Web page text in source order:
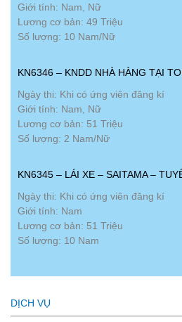
Giới tính: Nam, Nữ
Lương cơ bản: 49 Triệu
Số lượng: 10 Nam/Nữ
KN6346 – KNDD NHÀ HÀNG TẠI
Ngày thi: Khi có ứng viên đăng kí
Giới tính: Nam, Nữ
Lương cơ bản: 51 Triệu
Số lượng: 2 Nam/Nữ
KN6345 – LÁI XE – SAITAMA –
Ngày thi: Khi có ứng viên đăng kí
Giới tính: Nam
Lương cơ bản: 51 Triệu
Số lượng: 10 Nam
DỊCH VỤ